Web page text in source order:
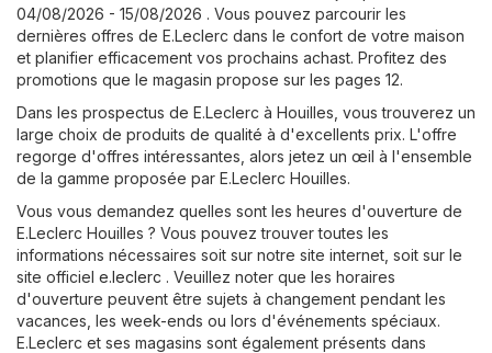
04/08/2026 - 15/08/2026 . Vous pouvez parcourir les
dernières offres de E.Leclerc dans le confort de votre maison
et planifier efficacement vos prochains achast. Profitez des
promotions que le magasin propose sur les pages 12.
Dans les prospectus de E.Leclerc à Houilles, vous trouverez un
large choix de produits de qualité à d'excellents prix. L'offre
regorge d'offres intéressantes, alors jetez un œil à l'ensemble
de la gamme proposée par E.Leclerc Houilles.
Vous vous demandez quelles sont les heures d'ouverture de
E.Leclerc Houilles ? Vous pouvez trouver toutes les
informations nécessaires soit sur notre site internet, soit sur le
site officiel e.leclerc . Veuillez noter que les horaires
d'ouverture peuvent être sujets à changement pendant les
vacances, les week-ends ou lors d'événements spéciaux.
E.Leclerc et ses magasins sont également présents dans